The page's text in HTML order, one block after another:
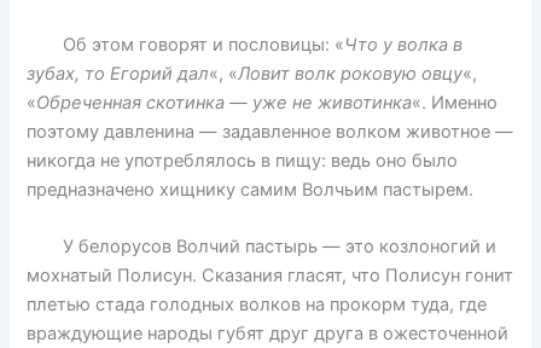
Об этом говорят и пословицы: «Что у волка в
зубах, то Егорий дал«, «Ловит волк роковую овцу«,
«Обреченная скотинка — уже не животинка«. Именно
поэтому давленина — задавленное волком животное —
никогда не употреблялось в пищу: ведь оно было
предназначено хищнику самим Волчьим пастырем.
У белорусов Волчий пастырь — это козлоногий и
мохнатый Полисун. Сказания гласят, что Полисун гонит
плетью стада голодных волков на прокорм туда, где
враждующие народы губят друг друга в ожесточенной